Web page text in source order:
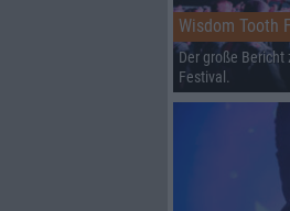
Wisdom Tooth
Der große
Festival.